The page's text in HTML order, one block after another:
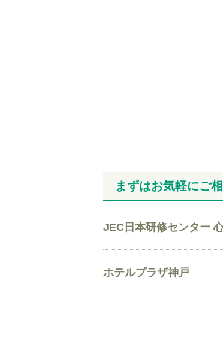
まずはお気軽にご
JEC日本研修センター
ホテルプラザ神戸